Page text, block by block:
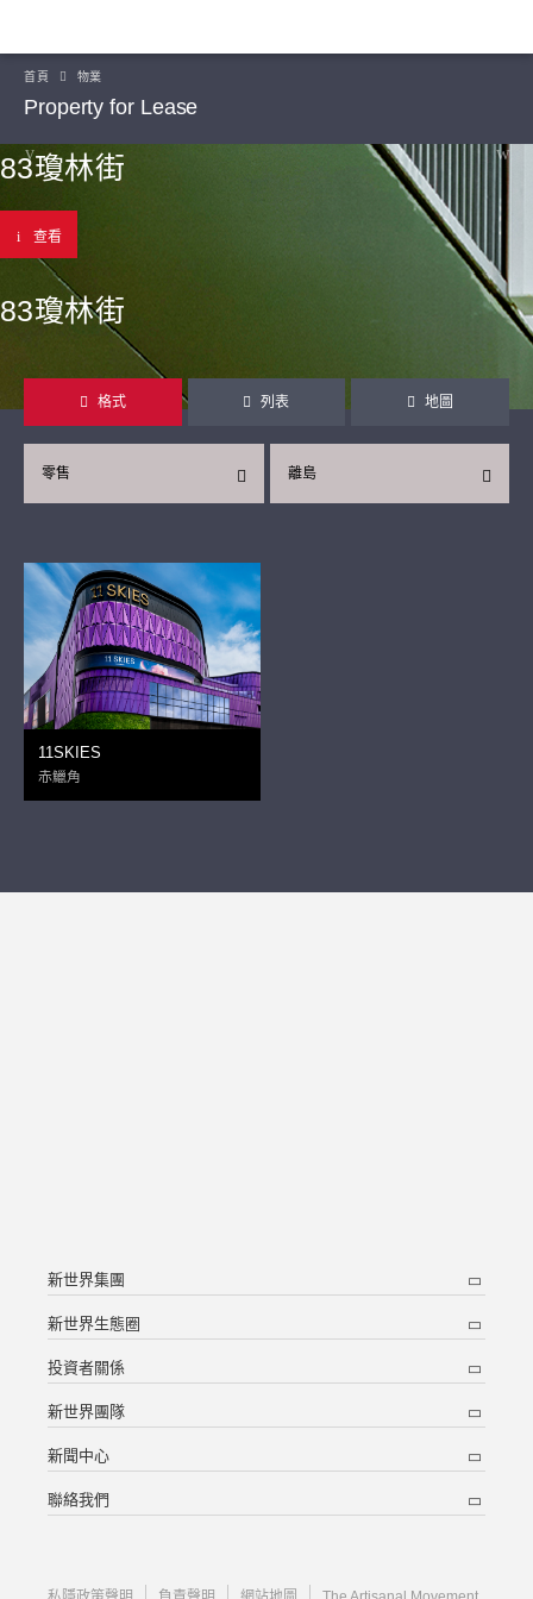
首頁 物業
Property for Lease
83瓊林街
查看
83瓊林街
格式 列表 地圖
離島
零售
11SKIES
赤鱲角
新世界集團
新世界生態圈
投資者關係
新世界團隊
新聞中心
聯絡我們